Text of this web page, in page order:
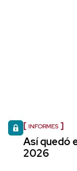
INFORMES
Así quedó
2026